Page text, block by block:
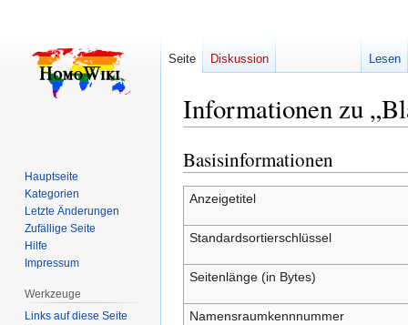
Informationen zu
Zur
Navigation
springen
Zur
Suche
springen
Basisinformationen
Anzeigetitel
Standardsortierschlüssel
Seitenlänge (in Bytes)
Namensraumkennnummer
Seite Diskussion Lesen
Hauptseite
Kategorien
Letzte Änderungen
Zufällige Seite
Hilfe
Impressum
Werkzeuge
Links auf diese Seite